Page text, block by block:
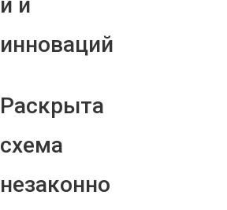
инноваций
Раскрыта
схема
незаконно